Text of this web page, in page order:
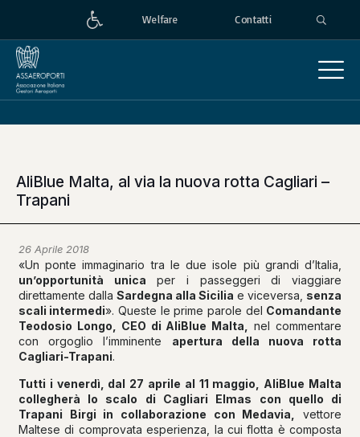
Welfare Contatti
AliBlue Malta, al via la nuova rotta Cagliari –
Trapani
26 Aprile 2018
«Un ponte immaginario tra le due isole più grandi d’Italia,
un’opportunità unica per i passeggeri di viaggiare
direttamente dalla Sardegna alla Sicilia e viceversa, senza
scali intermedi». Queste le prime parole del Comandante
Teodosio Longo, CEO di AliBlue Malta,
nel commentare
con orgoglio l’imminente apertura della nuova rotta
Cagliari-Trapani.
Tutti i venerdì, dal 27 aprile al 11 maggio, AliBlue Malta
collegherà lo scalo di Cagliari Elmas con quello di
Trapani Birgi in collaborazione con Medavia,
vettore
Maltese di comprovata esperienza, la cui flotta è composta